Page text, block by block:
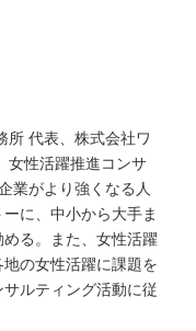
所 代表、株式会社ワ
女性活躍推進コンサ
業がより強くなる人
に、中小から大手ま
る。また、女性活躍
の女性活躍に課題を
ルティング活動に従